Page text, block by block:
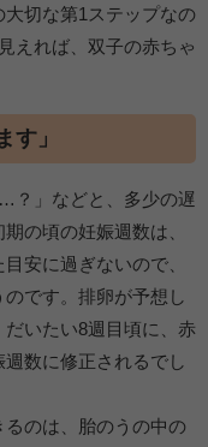
切な第1ステップなの
えれば、双子の赤ちゃ
す」
？」などと、多少の遅
の頃の妊娠週数は、
安に過ぎないので、
です。排卵が予想し
いたい8週目頃に、赤
数に修正されるでし
のは、胎のうの中の